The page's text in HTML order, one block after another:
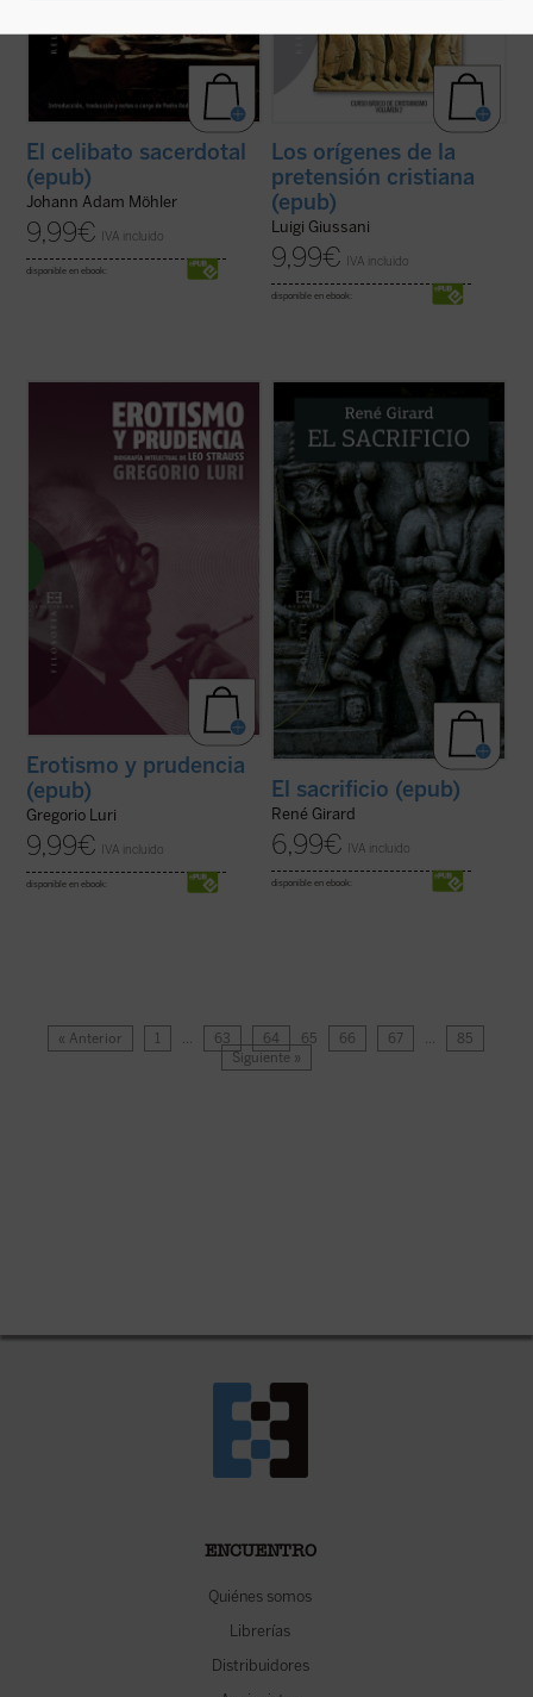
El celibato sacerdotal
(epub)
Johann Adam Möhler
9,99€ IVA incluido
disponible en ebook:
Los orígenes de la
pretensión cristiana
(epub)
Luigi Giussani
9,99€ IVA incluido
disponible en ebook:
¿Quién era Leo Strauss y qué decía
exactamente? Hay quienes se jactan de
haber descubierto el «indiscutible carácter
falocrático» de su filosofía, quienes lo ven
como el constructor moderno del «mito de
la tradición» y quienes alimentan ...(ver
Erotismo y prudencia
(epub)
Gregorio Luri
9,99€ IVA incluido
disponible en ebook:
humana. El griego queda a oscuras, los
vedas se acercan a su desvelamiento, pero
sólo el cristianismo lo pone en evidencia y
lo desamortiza. Y, con esta acción
desmitificadora, deja también en ...
ficha)
El sacrificio (epub)
René Girard
6,99€ IVA incluido
disponible en ebook:
« Anterior 1 … 63 64 65 66 67 …
85
Siguiente »
ENCUENTRO
Quiénes somos
Librerías
Distribuidores